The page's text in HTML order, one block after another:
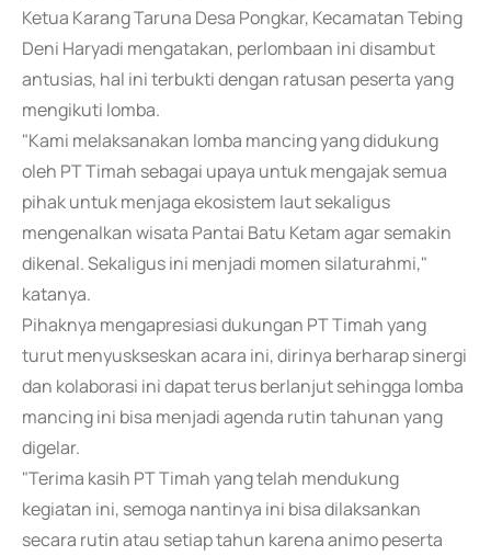
Ketua Karang Taruna Desa Pongkar, Kecamatan Tebing
Deni Haryadi mengatakan, perlombaan ini disambut
antusias, hal ini terbukti dengan ratusan peserta yang
mengikuti lomba.
"Kami melaksanakan lomba mancing yang didukung
oleh PT Timah sebagai upaya untuk mengajak semua
pihak untuk menjaga ekosistem laut sekaligus
mengenalkan wisata Pantai Batu Ketam agar semakin
dikenal. Sekaligus ini menjadi momen silaturahmi,"
katanya.
Pihaknya mengapresiasi dukungan PT Timah yang
turut menyuskseskan acara ini, dirinya berharap sinergi
dan kolaborasi ini dapat terus berlanjut sehingga lomba
mancing ini bisa menjadi agenda rutin tahunan yang
digelar.
"Terima kasih PT Timah yang telah mendukung
kegiatan ini, semoga nantinya ini bisa dilaksankan
secara rutin atau setiap tahun karena animo peserta